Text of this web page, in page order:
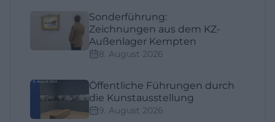
Sonderführung:
Zeichnungen aus dem KZ-
Außenlager Kempten
8. August 2026
Öffentliche Führungen durch
die Kunstausstellung
9. August 2026